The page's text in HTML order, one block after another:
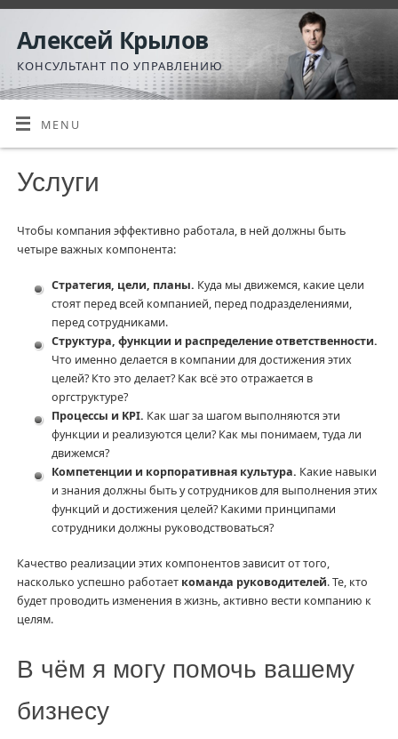
Алексей Крылов
КОНСУЛЬТАНТ ПО УПРАВЛЕНИЮ
MENU
Услуги
Чтобы компания эффективно работала, в ней должны быть
четыре важных компонента:
Стратегия, цели, планы. Куда мы движемся, какие цели
стоят перед всей компанией, перед подразделениями,
перед сотрудниками.
Структура, функции и распределение ответственности.
Что именно делается в компании для достижения этих
целей? Кто это делает? Как всё это отражается в
оргструктуре?
Процессы и KPI. Как шаг за шагом выполняются эти
функции и реализуются цели? Как мы понимаем, туда ли
движемся?
Компетенции и корпоративная культура. Какие навыки
и знания должны быть у сотрудников для выполнения этих
функций и достижения целей? Какими принципами
сотрудники должны руководствоваться?
Качество реализации этих компонентов зависит от того,
насколько успешно работает команда руководителей. Те, кто
будет проводить изменения в жизнь, активно вести компанию к
целям.
В чём я могу помочь вашему
бизнесу